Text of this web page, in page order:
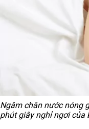
Ngâm chân nước nóng
phút giây nghỉ ngơi của